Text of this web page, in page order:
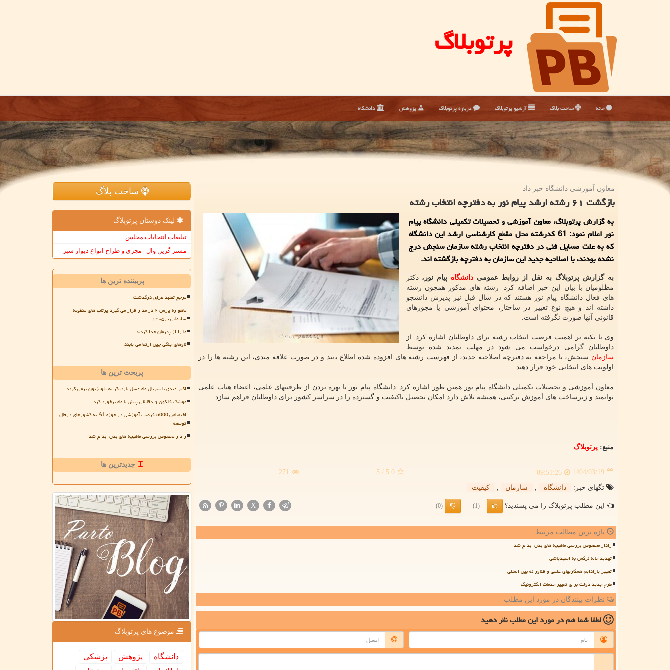
پرتوبلاگ
خانه ساخت بلاگ آرشیو پرتوبلاگ درباره پرتوبلاگ پژوهش دانشگاه
معاون آموزشی دانشگاه خبر داد
بازگشت ۶۱ رشته ارشد پیام نور به دفترچه انتخاب رشته
به گزارش پرتوبلاگ، معاون آموزشی و تحصیلات تکمیلی دانشگاه پیام
نور اعلام نمود: 61 کدرشته محل مقطع کارشناسی ارشد این دانشگاه
که به علت مسایل فنی در دفترچه انتخاب رشته سازمان سنجش درج
نشده بودند، با اصلاحیه جدید این سازمان به دفترچه بازگشته اند.
به گزارش پرتوبلاگ به نقل از روابط عمومی دانشگاه پیام نور،دکتر
مظلومیان با بیان این خبر اضافه کرد: رشته های مذکور همچون رشته
های فعال دانشگاه پیام نور هستند که در سال قبل نیز پذیرش دانشجو
داشته اند و هیچ نوع تغییر در ساختار، محتوای آموزشی یا مجوزهای
قانونی آنها صورت نگرفته است.
وی با تکیه بر اهمیت فرصت انتخاب رشته برای داوطلبان اشاره کرد: از
داوطلبان گرامی درخواست می شود در مهلت تمدید شده توسط
سازمان سنجش، با مراجعه به دفترچه اصلاحیه جدید، از فهرست رشته های افزوده شده اطلاع یابند و در صورت علاقه مندی، این رشته ها را در
اولویت های انتخابی خود قرار دهند.
معاون آموزشی و تحصیلات تکمیلی دانشگاه پیام نور همین طور اشاره کرد: دانشگاه پیام نور با بهره بردن از ظرفیتهای علمی، اعضاء هیات علمی
توانمند و زیرساخت های آموزش ترکیبی، همیشه تلاش دارد امکان تحصیل باکیفیت و گسترده را در سراسر کشور برای داوطلبان فراهم سازد.
منبع: پرتوبلاگ
1404/03/19
09:51:26
5.0
/ 5
271
تگهای خبر: دانشگاه , سازمان , كیفیت
این مطلب پرتوبلاگ را می پسندید؟ (1)
(0)
X
تازه ترین مطالب مرتبط
رادار مخصوص بررسی ماهیچه های بدن ابداع شد
تهدید خاله نرگس به اسیدپاشی
تغییر پارادایم همکاریهای علمی و فناورانه بین المللی
طرح جدید دولت برای تغییر خدمات الکترونیک
نظرات بینندگان در مورد این مطلب
لطفا شما همدر مورد این مطلبنظر دهید
ساخت بلاگ
لینک دوستان پرتوبلاگ
تبلیغات انتخابات مجلس
مستر گرین وال | مجری و طراح انواع دیوار سبز
پربیننده ترین ها
مرجع تقلید عراق درگذشت
ماهواره پارس ۲ در مدار قرار می گیرد پرتاب های منظومه
سلیمانی در۱۴۰۵
ما را از پدرمان جدا کردند
ناوهای جنگی چین ارتقا می یابند
پربحث ترین ها
اکبر عبدی با سریال ماه عسل باردیگر به تلویزیون برمی گردد
موشک فالکون ۹ دقایقی پیش با ماه برخورد کرد
اختصاص 5000 فرصت آموزشی در حوزه AI به کشورهای درحال
توسعه
رادار مخصوص بررسی ماهیچه های بدن ابداع شد
جدیدترین ها
موضوع های پرتوبلاگ
دانشگاه پژوهش
پزشكی